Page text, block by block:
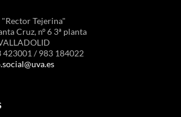
Tejerina"
Cruz, nº 6 3ª planta
423001 / 983 184022